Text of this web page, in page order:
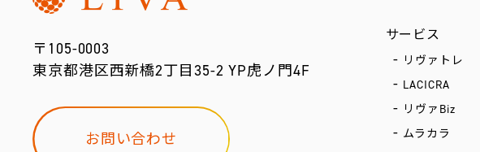
〒105-0003
東京都港区西新橋2丁目35-2 YP虎ノ門4F
お問い合わせ
サービス
リヴァトレ
LACICRA
リヴァBiz
ムラカラ